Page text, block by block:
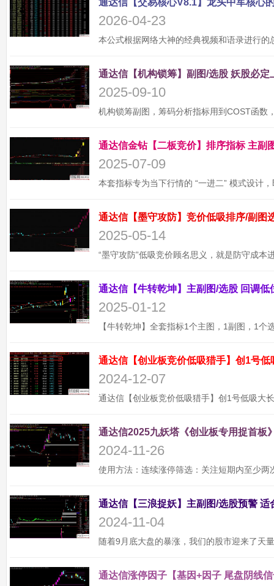
2026-04-23
2025-09-10
2025-07-09
2025-05-14
2025-01-12
通达信【创业板竞价低吸猎手】创1号
2024-12-07
通达信2025九妖塔《创业板专用捉首板
2024-11-26
2024-11-04
通达信涨停因子【基因+因子 尾盘阴线